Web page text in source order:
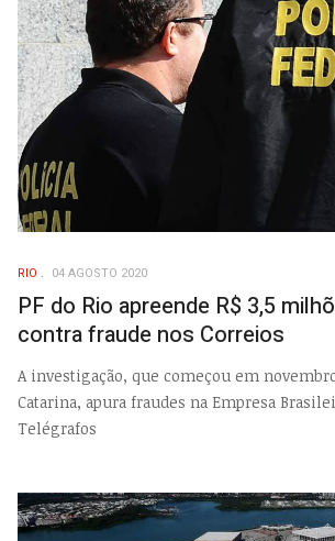
RIO 04 AGOSTO 2020
PF do Rio apreende R$ 3,5
contra fraude nos Correios
A investigação, que começou em
Catarina, apura fraudes na Empresa
Telégrafos